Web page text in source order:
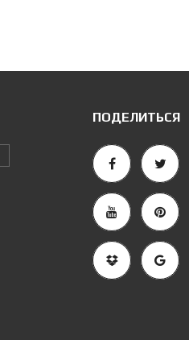
ПОДЕЛИТЬСЯ